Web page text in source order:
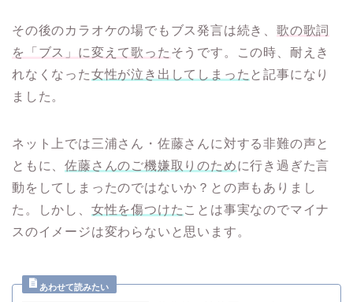
その後のカラオケの場でもブス発言は続き、 歌の歌詞
を「ブス」に変えて歌った そうです。この時、耐えき
れなくなった女性が泣き出してしまった と記事になり
ました。
ネット上では三浦さん・佐藤さんに対する非難の声と
ともに、佐藤さんのご機嫌取りのために行き過ぎた言
動をしてしまったのではないか？との声もありまし
た。しかし、 女性を傷つけた ことは事実なのでマイナ
スのイメージは変わらないと思います。